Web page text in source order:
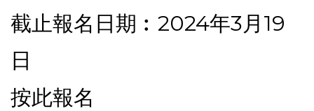
截止報名日期︰2024年3月19
日
按此報名